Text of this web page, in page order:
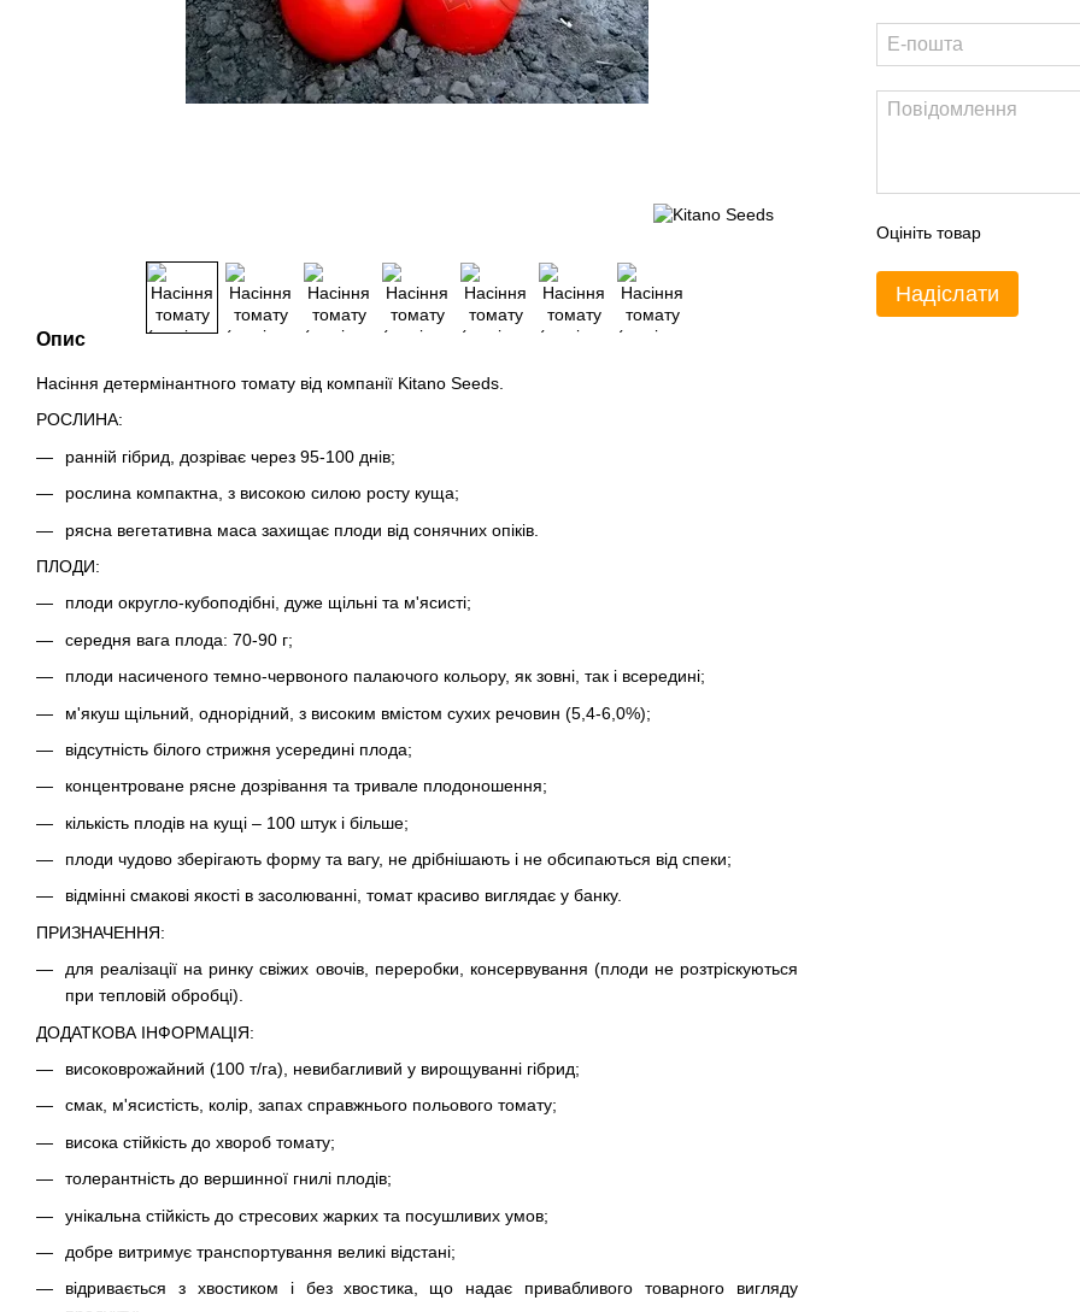
Опис
Насіння детермінантного томату від компанії Kitano Seeds.
РОСЛИНА:
ранній гібрид, дозріває через 95-100 днів;
рослина компактна, з високою силою росту куща;
рясна вегетативна маса захищає плоди від сонячних опіків.
ПЛОДИ:
плоди округло-кубоподібні, дуже щільні та м'ясисті;
середня вага плода: 70-90 г;
плоди насиченого темно-червоного палаючого кольору, як зовні, так і всередині;
м'якуш щільний, однорідний, з високим вмістом сухих речовин (5,4-6,0%);
відсутність білого стрижня усередині плода;
концентроване рясне дозрівання та тривале плодоношення;
кількість плодів на кущі – 100 штук і більше;
плоди чудово зберігають форму та вагу, не дрібнішають і не обсипаються від спеки;
відмінні смакові якості в засолюванні, томат красиво виглядає у банку.
ПРИЗНАЧЕННЯ:
для реалізації на ринку свіжих овочів, переробки, консервування (плоди не розтріскуються
при тепловій обробці).
ДОДАТКОВА ІНФОРМАЦІЯ:
високоврожайний (100 т/га), невибагливий у вирощуванні гібрид;
смак, м'ясистість, колір, запах справжнього польового томату;
висока стійкість до хвороб томату;
толерантність до вершинної гнилі плодів;
унікальна стійкість до стресових жарких та посушливих умов;
добре витримує транспортування великі відстані;
відривається з хвостиком і без хвостика, що надає привабливого товарного вигляду
Оцініть товар
Надіслати